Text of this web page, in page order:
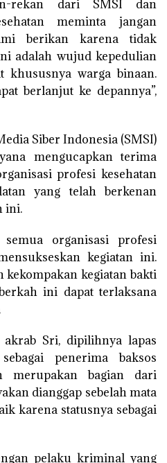
rekan dari SMSI dan
meminta jangan
berikan karena tidak
adalah wujud kepedulian
khususnya warga binaan.
berlanjut ke depannya”,
Siber Indonesia (SMSI)
mengucapkan terima
profesi kesehatan
yang telah berkenan
ini.
organisasi profesi
kegiatan ini.
kekompakan kegiatan bakti
ini dapat terlaksana
Sri, dipilihnya lapas
penerima baksos
merupakan bagian dari
dianggap sebelah mata
karena statusnya sebagai
pelaku kriminal yang